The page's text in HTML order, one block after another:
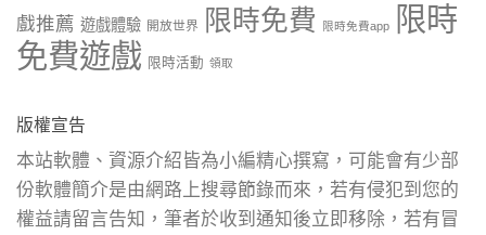
戲推薦 遊戲體驗 開放世界 限時免費 限時免費app
限時
免費遊戲 限時活動 領取
版權宣告
本站軟體、資源介紹皆為小編精心撰寫，可能會有少部
份軟體簡介是由網路上搜尋節錄而來，若有侵犯到您的
權益請留言告知，筆者於收到通知後立即移除，若有冒